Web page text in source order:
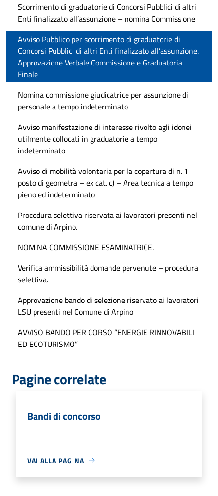
Scorrimento di graduatorie di Concorsi Pubblici di altri
Enti finalizzato all’assunzione – nomina Commissione
Avviso Pubblico per scorrimento di graduatorie di
Concorsi Pubblici di altri Enti finalizzato all’assunzione.
Approvazione Verbale Commissione e Graduatoria
Finale
Nomina commissione giudicatrice per assunzione di
personale a tempo indeterminato
Avviso manifestazione di interesse rivolto agli idonei
utilmente collocati in graduatorie a tempo
indeterminato
Avviso di mobilità volontaria per la copertura di n. 1
posto di geometra – ex cat. c) – Area tecnica a tempo
pieno ed indeterminato
Procedura selettiva riservata ai lavoratori presenti nel
comune di Arpino.
NOMINA COMMISSIONE ESAMINATRICE.
Verifica ammissibilità domande pervenute – procedura
selettiva.
Approvazione bando di selezione riservato ai lavoratori
LSU presenti nel Comune di Arpino
AVVISO BANDO PER CORSO “ENERGIE RINNOVABILI
ED ECOTURISMO”
Pagine correlate
Bandi di concorso
VAI ALLA PAGINA